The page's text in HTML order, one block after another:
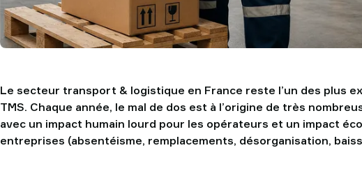
Le secteur transport & logistique en France reste l’un des plus
TMS. Chaque année, le mal de dos est à l’origine de très
avec un impact humain lourd pour les opérateurs et un impact
entreprises (absentéisme, remplacements, désorganisation,